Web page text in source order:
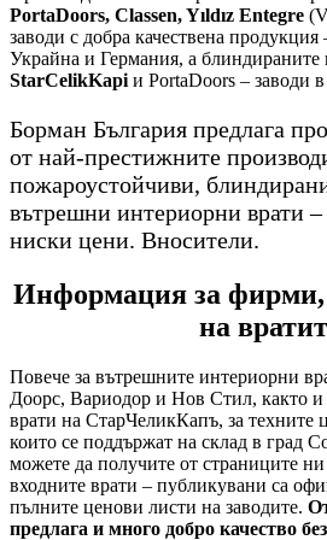
PortaDoors, Classen, Yıldız Entegre
заводи с добра качествена
Украйна и Германия, а блиндираните
StarCelikKapi и PortaDoors – заводи
Борман България предлага
от най-престижните
пожароустойчиви,
вътрешни интериорни врати –
ниски цени. Вносители.
Информация за фирми,
на
Повече за вътрешните интериорни
Доорс, Вариодор и Нов Стил, както и
врати на СтарЧеликКапъ, за техните
които се поддържат на склад в град
можете да получите от страниците
входните врати – публикувани са
пълните ценови листи на заводите.
предлага и много добро качество